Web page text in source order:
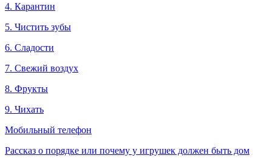
4. Карантин
5. Чистить зубы
6. Сладости
7. Свежий воздух
8. Фрукты
9. Чихать
Мобильный телефон
Рассказ о порядке или почему у игрушек должен быть дом